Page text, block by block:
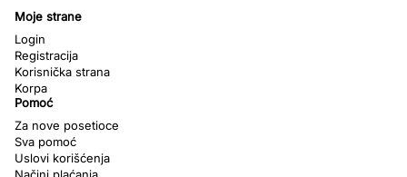
Moje strane
Login
Registracija
Korisnička strana
Korpa
Pomoć
Za nove posetioce
Sva pomoć
Uslovi korišćenja